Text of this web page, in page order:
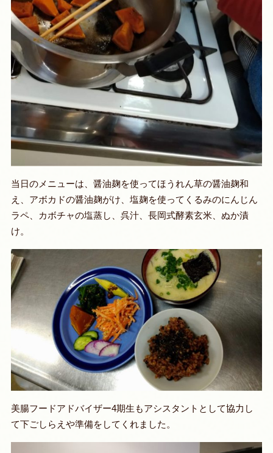
当日のメニューは、醤油麹を使ってほうれん草の醤油麹和
え、アボカドの醤油麹がけ、塩麹を使ってくるみのにんじん
ラペ、カボチャの塩蒸し、呉汁、長岡式酵素玄米、ぬか漬
け。
美腸フードアドバイザー4期生もアシスタントとして協力し
て下ごしらえや準備をしてくれました。